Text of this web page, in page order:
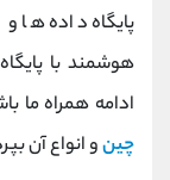
پایگاه داده ها
هوشمند با
ادامه همراه ما
چینو انواع آن
کانال تلگرام